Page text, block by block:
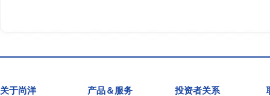
关于尚洋 产品＆服务 投资者关系